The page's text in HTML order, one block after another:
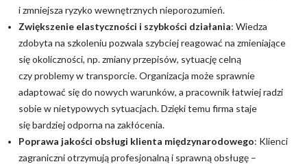
i zmniejsza ryzyko wewnętrznych nieporozumień.
Zwiększenie elastyczności i szybkości działania: Wiedza
zdobyta na szkoleniu pozwala szybciej reagować na zmieniające
się okoliczności, np. zmiany przepisów, sytuację celną
czy problemy w transporcie. Organizacja może sprawnie
adaptować się do nowych warunków, a pracownik łatwiej radzi
sobie w nietypowych sytuacjach. Dzięki temu firma staje
się bardziej odporna na zakłócenia.
Poprawa jakości obsługi klienta międzynarodowego: Klienci
zagraniczni otrzymują profesjonalną i sprawną obsługę –